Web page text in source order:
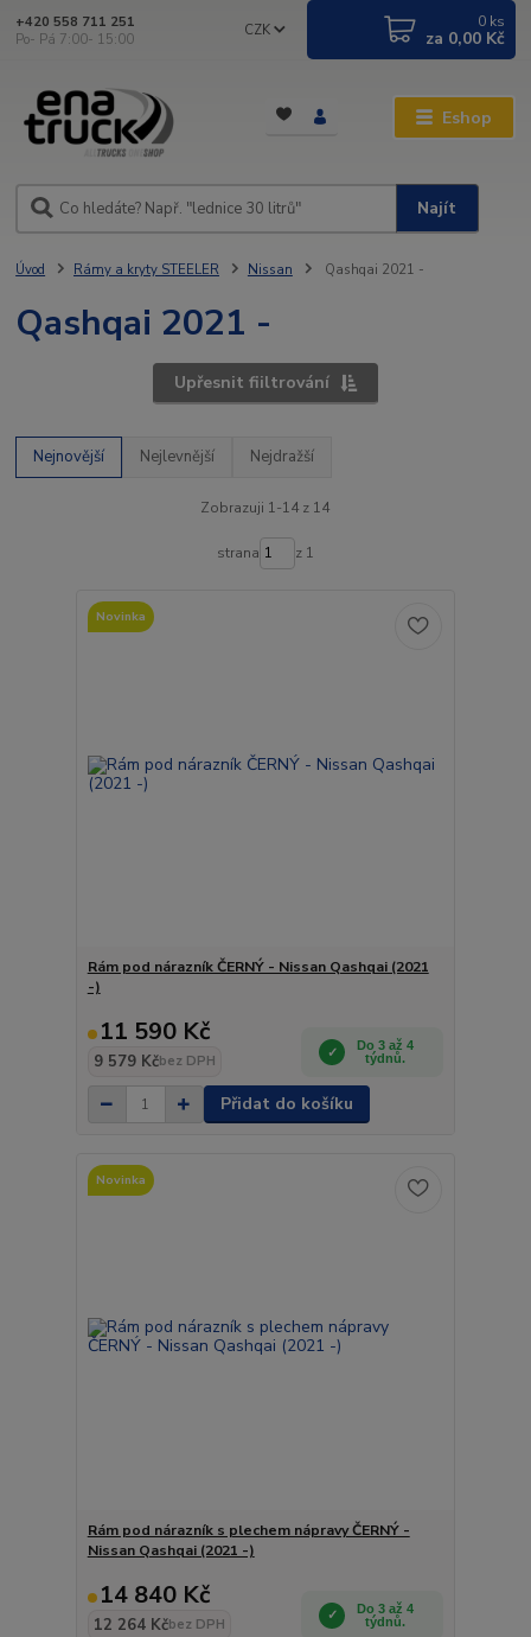
Eshop
CZK
Najít
+420 558 711 251
Po- Pá 7:00- 15:00
0 ks
za 0,00 Kč
Úvod Rámy a kryty STEELER Nissan Qashqai 2021 -
Qashqai 2021 -
Upřesnit fiiltrování
Nejnovější Nejlevnější Nejdražší
Zobrazuji 1-14 z 14
strana z 1
Novinka
Rám pod nárazník ČERNÝ - Nissan Qashqai (2021
-)
11 590 Kč
9 579 Kčbez DPH
Do 3 až 4
týdnů.
Přidat do košíku
Novinka
Rám pod nárazník s plechem nápravy ČERNÝ -
Nissan Qashqai (2021 -)
14 840 Kč
12 264 Kčbez DPH
Do 3 až 4
týdnů.